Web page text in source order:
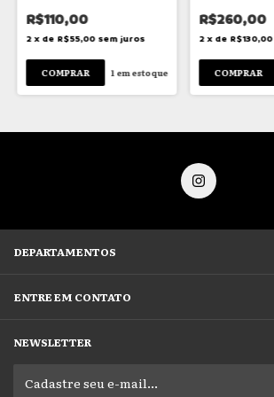
R$110,00
2 x de R$55,00 sem juros
1 em estoque
R$260,00
2 x de R$130,00
DEPARTAMENTOS
ENTRE EM CONTATO
NEWSLETTER